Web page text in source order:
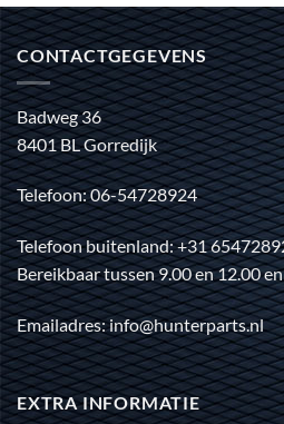
CONTACTGEGEVENS
Badweg 36
8401 BL Gorredijk
Telefoon: 06-54728924
Telefoon buitenland: +31
Bereikbaar tussen 9.00 en 12.00
Emailadres: info@hunterparts.nl
EXTRA INFORMATIE